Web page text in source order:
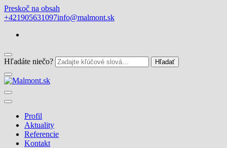
Preskoč na obsah
+421905631097info@malmont.sk
Hľadáte niečo?
Malmont.sk
Profil
Aktuality
Referencie
Kontakt